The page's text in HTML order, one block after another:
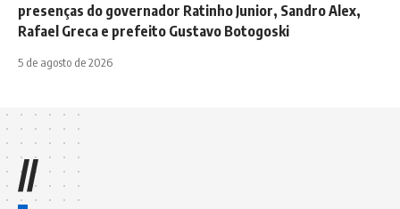
presenças do governador Ratinho Junior, Sandro Alex,
Rafael Greca e prefeito Gustavo Botogoski
5 de agosto de 2026
//